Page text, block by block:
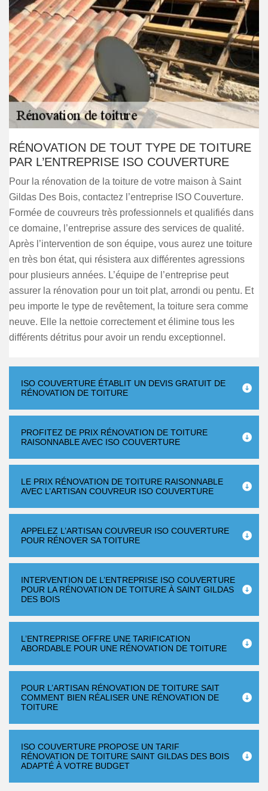
RÉNOVATION DE TOUT TYPE DE TOITURE
PAR L’ENTREPRISE ISO COUVERTURE
Pour la rénovation de la toiture de votre maison à Saint
Gildas Des Bois, contactez l’entreprise ISO Couverture.
Formée de couvreurs très professionnels et qualifiés dans
ce domaine, l’entreprise assure des services de qualité.
Après l’intervention de son équipe, vous aurez une toiture
en très bon état, qui résistera aux différentes agressions
pour plusieurs années. L’équipe de l’entreprise peut
assurer la rénovation pour un toit plat, arrondi ou pentu. Et
peu importe le type de revêtement, la toiture sera comme
neuve. Elle la nettoie correctement et élimine tous les
différents détritus pour avoir un rendu exceptionnel.
ISO COUVERTURE ÉTABLIT UN DEVIS GRATUIT DE
RÉNOVATION DE TOITURE
PROFITEZ DE PRIX RÉNOVATION DE TOITURE
RAISONNABLE AVEC ISO COUVERTURE
LE PRIX RÉNOVATION DE TOITURE RAISONNABLE
AVEC L’ARTISAN COUVREUR ISO COUVERTURE
APPELEZ L’ARTISAN COUVREUR ISO COUVERTURE
POUR RÉNOVER SA TOITURE
INTERVENTION DE L’ENTREPRISE ISO COUVERTURE
POUR LA RÉNOVATION DE TOITURE À SAINT GILDAS
DES BOIS
L’ENTREPRISE OFFRE UNE TARIFICATION
ABORDABLE POUR UNE RÉNOVATION DE TOITURE
POUR L’ARTISAN RÉNOVATION DE TOITURE SAIT
COMMENT BIEN RÉALISER UNE RÉNOVATION DE
TOITURE
ISO COUVERTURE PROPOSE UN TARIF
RÉNOVATION DE TOITURE SAINT GILDAS DES BOIS
ADAPTÉ À VOTRE BUDGET